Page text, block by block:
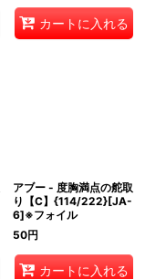
カートに入れる
アブー - 度胸満点の舵取
り【C】{114/222}[JA-
6]※フォイル
50円
カートに入れる